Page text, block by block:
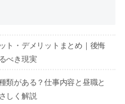
ト・デメリットまとめ｜後悔
べき現実
類がある？仕事内容と昼職と
しく解説